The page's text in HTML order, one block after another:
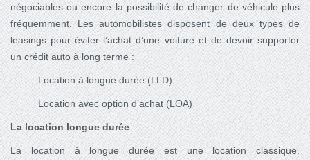
négociables ou encore la possibilité de changer de véhicule plus
fréquemment. Les automobilistes disposent de deux types de
leasings pour éviter l’achat d’une voiture et de devoir supporter
un crédit auto à long terme :
Location à longue durée (LLD)
Location avec option d’achat (LOA)
La location longue durée
La location à longue durée est une location classique.